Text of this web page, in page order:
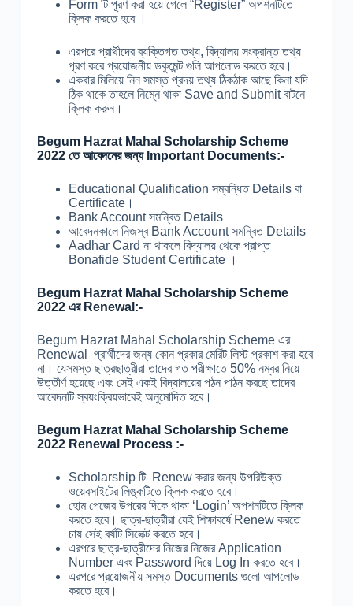
Form টি পূরণ করা হয়ে গেলে “Register” অপশনটিতে
ক্লিক করতে হবে ।
এরপরে প্রার্থীদের ব্যক্তিগত তথ্য, বিদ্যালয় সংক্রান্ত তথ্য
পূরণ করে প্রয়োজনীয় ডকুমেন্ট গুলি আপলোড করতে হবে।
একবার মিলিয়ে নিন সমস্ত প্রদয় তথ্য ঠিকঠাক আছে কিনা যদি
ঠিক থাকে তাহলে নিম্নে থাকা Save and Submit বাটনে
ক্লিক করুন।
Begum Hazrat Mahal Scholarship Scheme
2022 তে আবেদনের জন্য Important Documents:-
Educational Qualification সম্বন্ধিত Details বা
Certificate।
Bank Account সমন্বিত Details
আবেদনকালে নিজস্ব Bank Account সমন্বিত Details
Aadhar Card না থাকলে বিদ্যালয় থেকে প্রাপ্ত
Bonafide Student Certificate ।
Begum Hazrat Mahal Scholarship Scheme
2022 এর Renewal:-
Begum Hazrat Mahal Scholarship Scheme এর
Renewal প্রার্থীদের জন্য কোন প্রকার মেরিট লিস্ট প্রকাশ করা হবে
না। যেসমস্ত ছাত্রছাত্রীরা তাদের গত পরীক্ষাতে 50% নম্বর নিয়ে
উত্তীর্ণ হয়েছে এবং সেই একই বিদ্যালয়ের পঠন পাঠন করছে তাদের
আবেদনটি স্বয়ংক্রিয়ভাবেই অনুমোদিত হবে।
Begum Hazrat Mahal Scholarship Scheme
2022Renewal Process :-
Scholarship টি Renew করার জন্য উপরিউক্ত
ওয়েবসাইটের লিঙ্কটিতে ক্লিক করতে হবে।
হোম পেজের উপরের দিকে থাকা ‘Login’ অপশনটিতে ক্লিক
করতে হবে। ছাত্র-ছাত্রীরা যেই শিক্ষাবর্ষে Renew করতে
চায় সেই বর্ষটি সিলেক্ট করতে হবে।
এরপরে ছাত্র-ছাত্রীদের নিজের নিজের Application
Number এবং Password দিয়ে Log In করতে হবে।
এরপরে প্রয়োজনীয় সমস্ত Documents গুলো আপলোড
করতে হবে।